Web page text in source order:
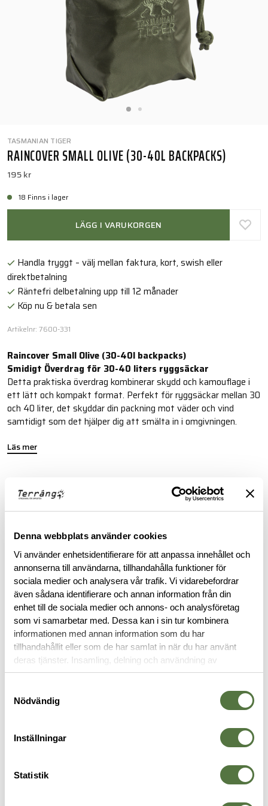
Denna webbplats använder cookies
Vi använder enhetsidentifierare för att anpassa innehållet och
annonserna till användarna, tillhandahålla funktioner för
sociala medier och analysera vår trafik. Vi vidarebefordrar
även sådana identifierare och annan information från din
enhet till de sociala medier och annons- och analysföretag
som vi samarbetar med. Dessa kan i sin tur kombinera
informationen med annan information som du har
tillhandahållit eller som de har samlat in när du har använt
deras tjänster. Insamling, delning och användning av
personuppgifter kan användas för personalisering av
Nödvändig
Inställningar
Statistik
TASMANIAN TIGER
RAINCOVER SMALL OLIVE (30-40L BACKPACKS)
195 kr
18 Finns i lager
LÄGG I VARUKORGEN
Handla tryggt – välj mellan faktura, kort, swish eller
direktbetalning
Räntefri delbetalning upp till 12 månader
Köp nu & betala sen
Artikelnr: 7600-331
Raincover Small Olive (30-40l backpacks)
Smidigt Överdrag för 30-40 liters ryggsäckar
Detta praktiska överdrag kombinerar skydd och kamouflage i
ett lätt och kompakt format. Perfekt för ryggsäckar mellan 30
och 40 liter, det skyddar din packning mot väder och vind
samtidigt som det hjälper dig att smälta in i omgivningen.
Läs mer
BESKRIVNING
RECENSIONER
OM VARUMÄRKET